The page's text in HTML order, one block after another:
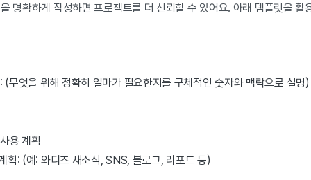
명확하게 작성하면 프로젝트를 더 신뢰할 수 있어요. 아래 템플릿을 활
(무엇을 위해 정확히 얼마가 필요한지를 구체적인 숫자와 맥락으로 설명)
용 계획
획: (예: 와디즈 새소식, SNS, 블로그, 리포트 등)